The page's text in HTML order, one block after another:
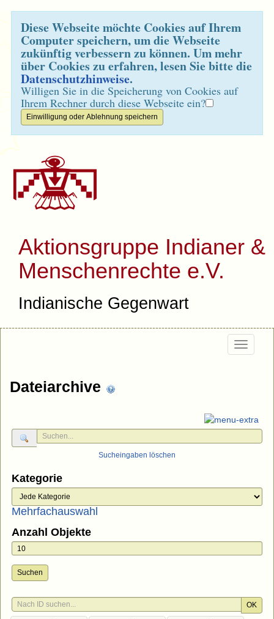
Diese Webseite möchte Cookies auf Ihrem
Computer speichern, um die Webseite
zukünftig verbessern zu können. Um mehr
über Cookies zu erfahren, lesen Sie bitte die
Datenschutzhinweise.
Willigen Sie in die Speicherung von Cookies auf
Ihrem Rechner durch diese Webseite ein?
Aktionsgruppe Indianer &
Menschenrechte e.V.
Indianische Gegenwart
Dateiarchive
Sucheingaben löschen
Kategorie
Mehrfachauswahl
Anzahl Objekte
Suchen
OK